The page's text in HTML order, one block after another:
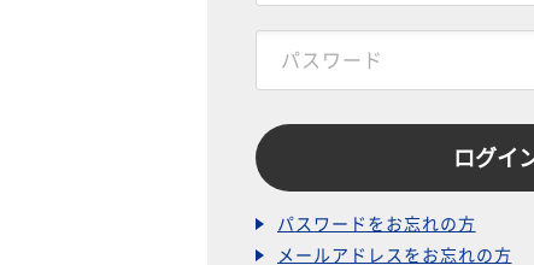
パスワードをお忘れの方
メールアドレスをお忘れの方